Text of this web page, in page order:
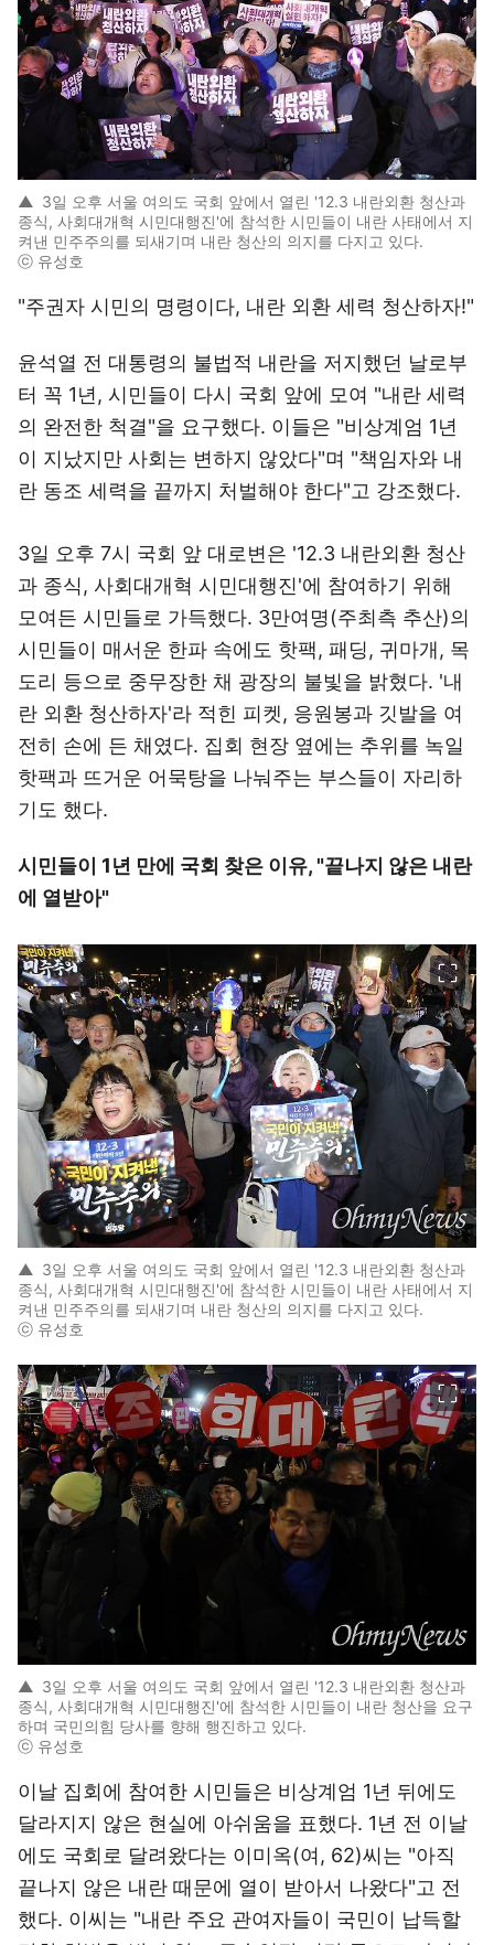
▲ 3일 오후 서울 여의도 국회 앞에서 열린 '12.3 내란외환 청산과
종식, 사회대개혁 시민대행진'에 참석한 시민들이 내란 사태에서 지
켜낸 민주주의를 되새기며 내란 청산의 의지를 다지고 있다.
ⓒ 유성호
"주권자 시민의 명령이다, 내란 외환 세력 청산하자!"
윤석열 전 대통령의 불법적 내란을 저지했던 날로부
터 꼭 1년, 시민들이 다시 국회 앞에 모여 "내란 세력
의 완전한 척결"을 요구했다. 이들은 "비상계엄 1년
이 지났지만 사회는 변하지 않았다"며 "책임자와 내
란 동조 세력을 끝까지 처벌해야 한다"고 강조했다.
3일 오후 7시 국회 앞 대로변은 '12.3 내란외환 청산
과 종식, 사회대개혁 시민대행진'에 참여하기 위해
모여든 시민들로 가득했다. 3만여명(주최측 추산)의
시민들이 매서운 한파 속에도 핫팩, 패딩, 귀마개, 목
도리 등으로 중무장한 채 광장의 불빛을 밝혔다. '내
란 외환 청산하자'라 적힌 피켓, 응원봉과 깃발을 여
전히 손에 든 채였다. 집회 현장 옆에는 추위를 녹일
핫팩과 뜨거운 어묵탕을 나눠주는 부스들이 자리하
기도 했다.
시민들이 1년 만에 국회 찾은 이유, "끝나지 않은 내란
에 열받아"
▲ 3일 오후 서울 여의도 국회 앞에서 열린 '12.3 내란외환 청산과
종식, 사회대개혁 시민대행진'에 참석한 시민들이 내란 사태에서 지
켜낸 민주주의를 되새기며 내란 청산의 의지를 다지고 있다.
ⓒ 유성호
▲ 3일 오후 서울 여의도 국회 앞에서 열린 '12.3 내란외환 청산과
종식, 사회대개혁 시민대행진'에 참석한 시민들이 내란 청산을 요구
하며 국민의힘 당사를 향해 행진하고 있다.
ⓒ 유성호
이날 집회에 참여한 시민들은 비상계엄 1년 뒤에도
달라지지 않은 현실에 아쉬움을 표했다. 1년 전 이날
에도 국회로 달려왔다는 이미옥(여, 62)씨는 "아직
끝나지 않은 내란 때문에 열이 받아서 나왔다"고 전
했다. 이씨는 "내란 주요 관여자들이 국민이 납득할